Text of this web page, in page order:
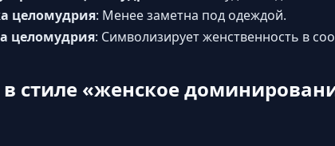
целомудрия: Менее заметна под одеждой.
целомудрия: Символизирует женственность в
стиле «женское